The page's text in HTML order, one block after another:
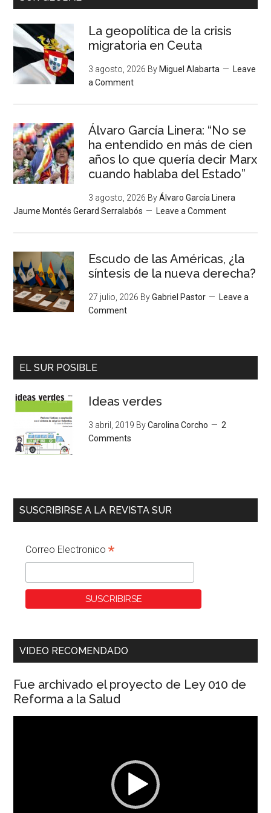
La geopolítica de la crisis
migratoria en Ceuta
3 agosto, 2026 By Miguel Alabarta
Leave
a Comment
Álvaro García Linera: “No se
ha entendido en más de cien
años lo que quería decir Marx
cuando hablaba del Estado”
3 agosto, 2026 ByÁlvaro García Linera
Jaume Montés Gerard Serralabós
Leave a Comment
Escudo de las Américas, ¿la
síntesis de la nueva derecha?
27 julio, 2026 ByGabriel Pastor
Leave a
Comment
EL SUR POSIBLE
Ideas verdes
3 abril, 2019 ByCarolina Corcho
2
Comments
SUSCRIBIRSE A LA REVISTA SUR
Correo Electronico*
VIDEO RECOMENDADO
Fue archivado el proyecto de Ley 010 de
Reforma a la Salud